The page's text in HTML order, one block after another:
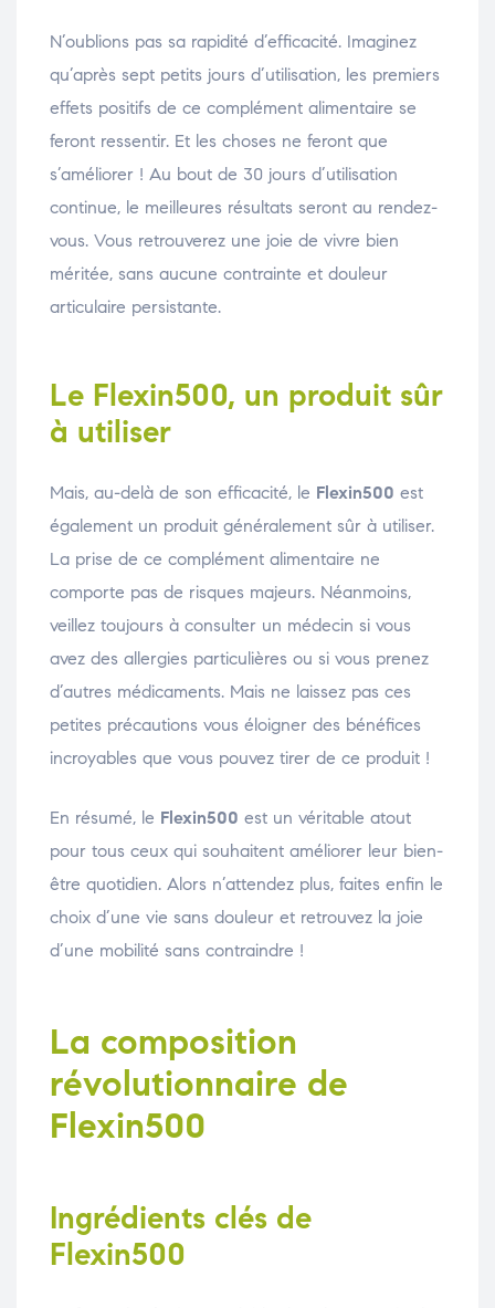
N’oublions pas sa rapidité d’efficacité. Imaginez
qu’après sept petits jours d’utilisation, les premiers
effets positifs de ce complément alimentaire se
feront ressentir. Et les choses ne feront que
s’améliorer ! Au bout de 30 jours d’utilisation
continue, le meilleures résultats seront au rendez-
vous. Vous retrouverez une joie de vivre bien
méritée, sans aucune contrainte et douleur
articulaire persistante.
Le Flexin500, un produit sûr
à utiliser
Mais, au-delà de son efficacité, le Flexin500 est
également un produit généralement sûr à utiliser.
La prise de ce complément alimentaire ne
comporte pas de risques majeurs. Néanmoins,
veillez toujours à consulter un médecin si vous
avez des allergies particulières ou si vous prenez
d’autres médicaments. Mais ne laissez pas ces
petites précautions vous éloigner des bénéfices
incroyables que vous pouvez tirer de ce produit !
En résumé, le Flexin500 est un véritable atout
pour tous ceux qui souhaitent améliorer leur bien-
être quotidien. Alors n’attendez plus, faites enfin le
choix d’une vie sans douleur et retrouvez la joie
d’une mobilité sans contraindre !
La composition
révolutionnaire de
Flexin500
Ingrédients clés de
Flexin500